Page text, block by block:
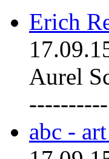
Erich
Aurel
----------
abc -